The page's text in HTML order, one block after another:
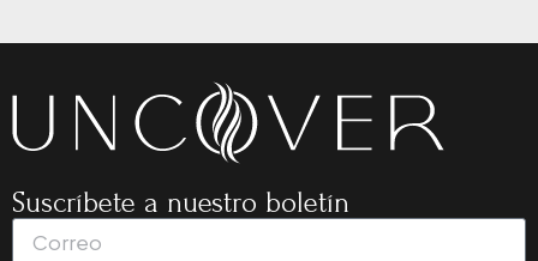
Suscríbete a nuestro boletín